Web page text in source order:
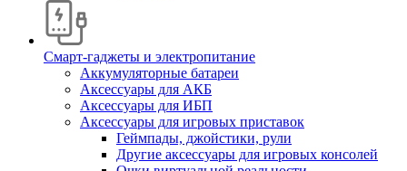
Смарт-гаджеты и электропитание
Аккумуляторные батареи
Аксессуары для АКБ
Аксессуары для ИБП
Аксессуары для игровых приставок
Геймпады, джойстики, рули
Другие аксессуары для игровых консолей